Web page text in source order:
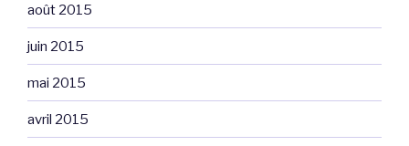
août 2015
juin 2015
mai 2015
avril 2015